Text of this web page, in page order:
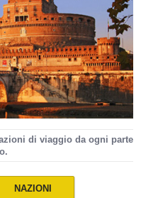
di viaggio da ogni parte
NAZIONI